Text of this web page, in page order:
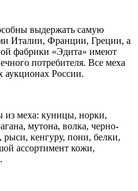
выдержать самую
Италии, Франции, Греции, а
фабрики «Эдита» имеют
потребителя. Все меха
аукционах России.
из меха: куницы, норки,
мутона, волка, черно-
кенгуру, пони, белки,
ассортимент кожи,